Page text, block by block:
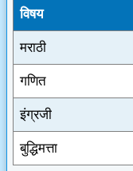
विषय
मराठी
गणित
इंग्रजी
बुद्धिमत्ता